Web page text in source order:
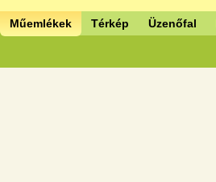
Műemlékek Térkép Üzenőfal